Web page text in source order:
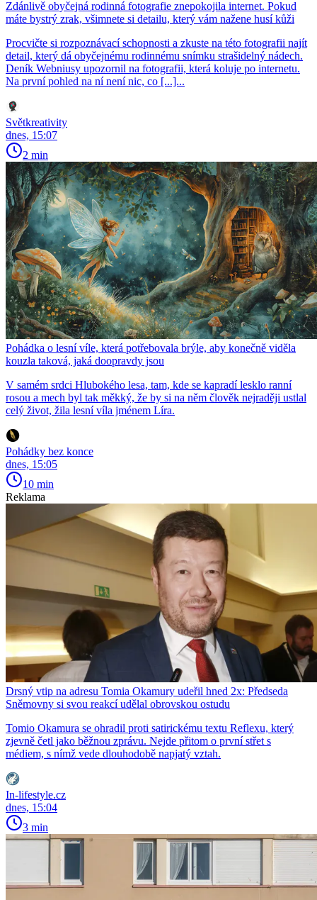
Zdánlivě obyčejná rodinná fotografie znepokojila internet. Pokud
máte bystrý zrak, všimnete si detailu, který vám nažene husí kůži
Procvičte si rozpoznávací schopnosti a zkuste na této fotografii najít
detail, který dá obyčejnému rodinnému snímku strašidelný nádech.
Deník Webniusy upozornil na fotografii, která koluje po internetu.
Na první pohled na ní není nic, co [...]...
Světkreativity
dnes, 15:07
2 min
Pohádka o lesní víle, která potřebovala brýle, aby konečně viděla
kouzla taková, jaká doopravdy jsou
V samém srdci Hlubokého lesa, tam, kde se kapradí lesklo ranní
rosou a mech byl tak měkký, že by si na něm člověk nejraději ustlal
celý život, žila lesní víla jménem Líra.
Pohádky bez konce
dnes, 15:05
10 min
Reklama
Drsný vtip na adresu Tomia Okamury udeřil hned 2x: Předseda
Sněmovny si svou reakcí udělal obrovskou ostudu
Tomio Okamura se ohradil proti satirickému textu Reflexu, který
zjevně četl jako běžnou zprávu. Nejde přitom o první střet s
médiem, s nímž vede dlouhodobě napjatý vztah.
In-lifestyle.cz
dnes, 15:04
3 min